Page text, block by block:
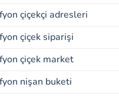
çiçekçi adresleri
çiçek siparişi
çiçek market
nişan buketi